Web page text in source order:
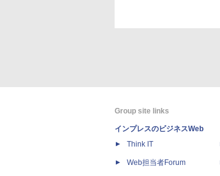
Group site links
インプレスのビジネスWeb
Think IT
Web担当者Forum